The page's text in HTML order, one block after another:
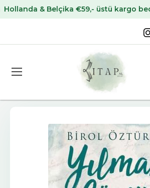
& Belçika €59,- üstü kargo bedava